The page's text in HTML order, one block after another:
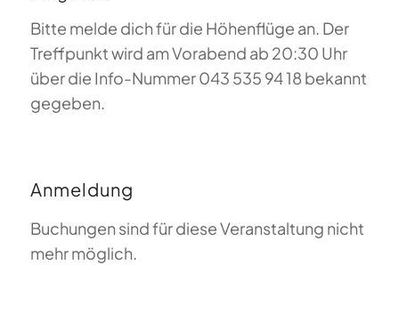
Bitte melde dich für die Höhenflüge an. Der
Treffpunkt wird am Vorabend ab 20:30 Uhr
über die Info-Nummer 043 535 94 18 bekannt
gegeben.
Anmeldung
Buchungen sind für diese Veranstaltung nicht
mehr möglich.